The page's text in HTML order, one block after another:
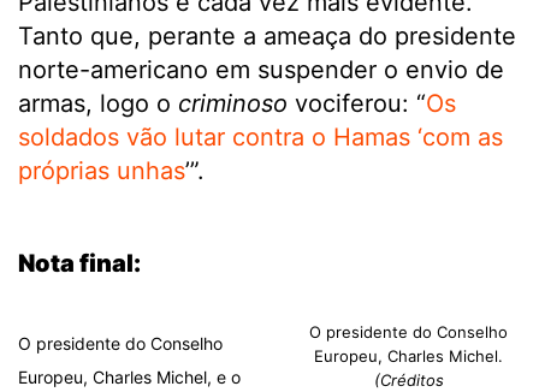
Tanto que, perante a ameaça do presidente
norte-americano em suspender o envio de
armas, logo o criminoso vociferou: “Os
soldados vão lutar contra o Hamas ‘com as
próprias unhas’”.
Nota final:
O presidente do Conselho
Europeu, Charles Michel.
(Créditos
O presidente do Conselho
Europeu, Charles Michel, e o